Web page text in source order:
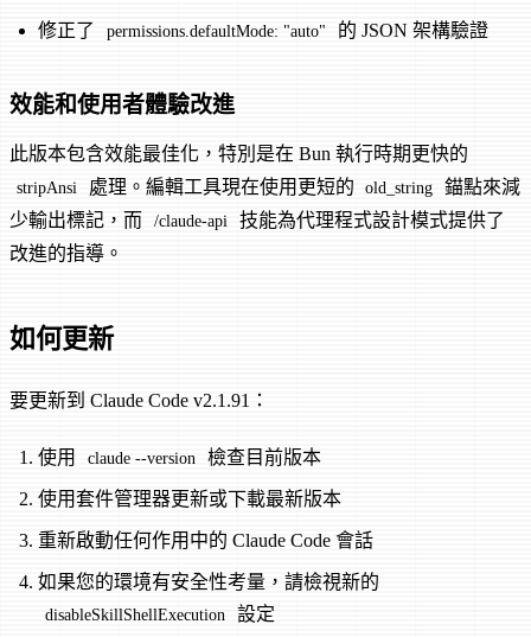
修正了 permissions.defaultMode: "auto" 的 JSON 架構驗證
效能和使用者體驗改進
此版本包含效能最佳化，特別是在 Bun 執行時期更快的
stripAnsi 處理。編輯工具現在使用更短的 old_string
錨點來減
少輸出標記，而
/claude-api
技能為代理程式設計模式提供了
改進的指導。
如何更新
要更新到 Claude Code v2.1.91：
使用 claude --version 檢查目前版本
使用套件管理器更新或下載最新版本
重新啟動任何作用中的 Claude Code 會話
如果您的環境有安全性考量，請檢視新的
disableSkillShellExecution 設定